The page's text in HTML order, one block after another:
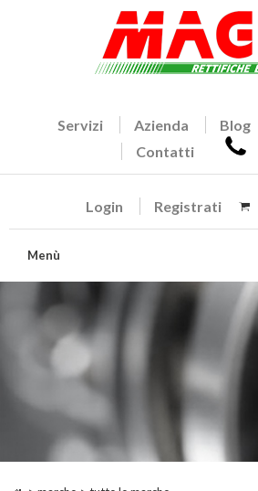
Servizi Azienda Blog
Contatti
Login Registrati
Menù